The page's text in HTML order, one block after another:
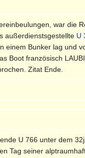
war die
außerdienstsgestellte U
einem Bunker lag und
Boot französisch
Zitat Ende.
U 766 unter dem
Tag seiner